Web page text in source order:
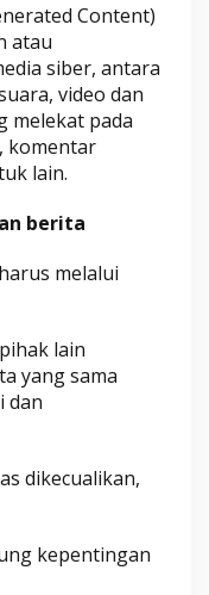
Content)
atau
siber, antara
video dan
melekat pada
komentar
lain.
berita
melalui
lain
yang sama
dan
dikecualikan,
kepentingan